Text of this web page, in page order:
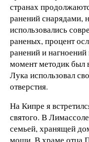
странах
ранений снарядами,
использовались
раненых, процент
ранений и
момент методик был
Лука использовал
отверстия.
На Кипре я
святого. В
семьей, хранящей